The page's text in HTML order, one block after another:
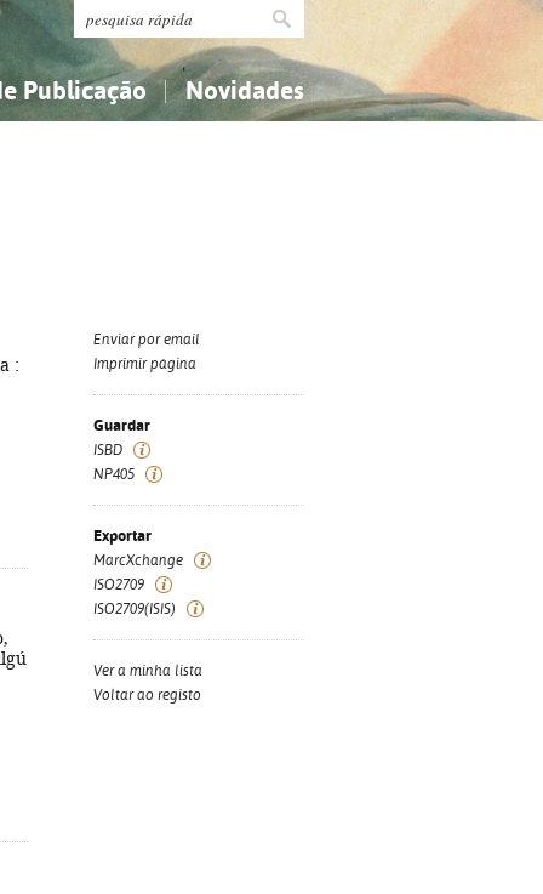
Publicação Novidades
:
Enviar por email
Imprimir página
Guardar
ISBD
NP405
Exportar
MarcXchange
ISO2709
ISO2709(ISIS)
Ver a minha lista
Voltar ao registo